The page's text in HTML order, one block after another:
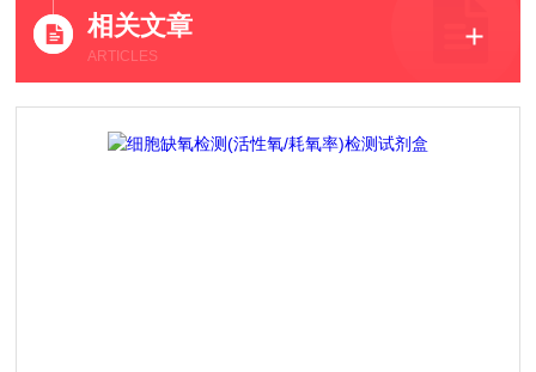
相关文章
ARTICLES